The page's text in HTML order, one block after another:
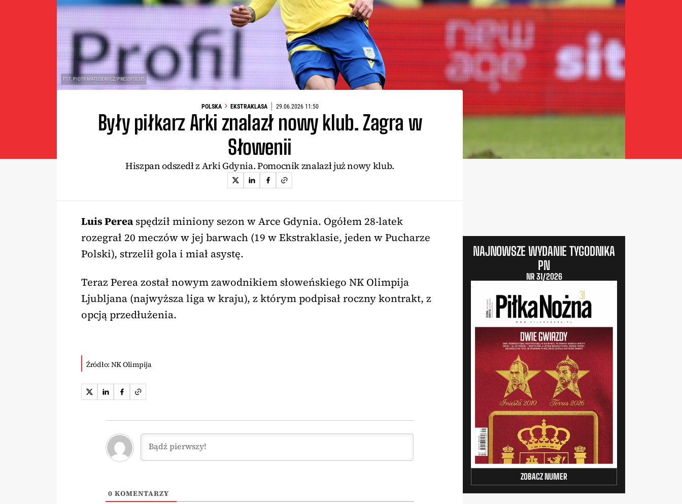
FOT. PIOTR MATUSEWICZ/PRESSFOCUS
POLSKA EKSTRAKLASA 29.06.2026 11:50
Były piłkarz Arki znalazł nowy klub. Zagra w
Słowenii
Hiszpan odszedł z Arki Gdynia. Pomocnik znalazł już nowy klub.
Luis Pereaspędził miniony sezon w Arce Gdynia. Ogółem 28-latek
rozegrał 20 meczów w jej barwach (19 w Ekstraklasie, jeden w Pucharze
Polski), strzelił gola i miał asystę.
Teraz Perea został nowym zawodnikiem słoweńskiego NK Olimpija
Ljubljana (najwyższa liga w kraju), z którym podpisał roczny kontrakt, z
opcją przedłużenia.
Źródło: NK Olimpija
0 KOMENTARZY
NAJNOWSZE WYDANIE TYGODNIKA
PN
NR 31/2026
ZOBACZ NUMER